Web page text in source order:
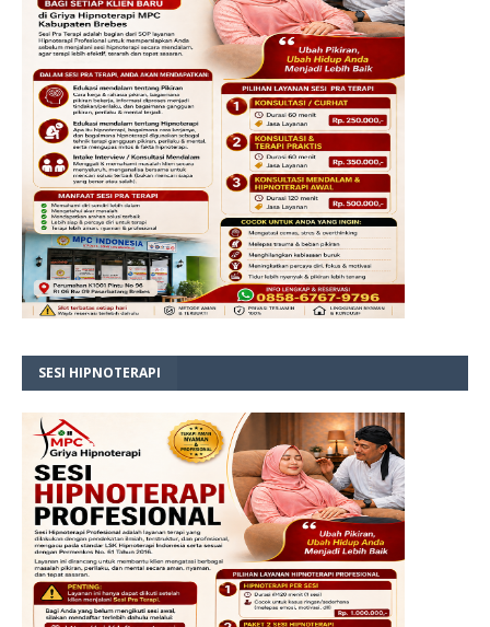
SESI HIPNOTERAPI